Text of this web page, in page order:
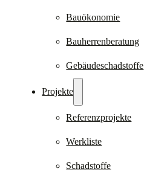
Bauökonomie
Bauherrenberatung
Gebäudeschadstoffe
Projekte
Referenzprojekte
Werkliste
Schadstoffe